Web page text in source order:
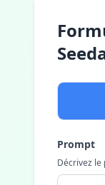
Prompt
Décrivez